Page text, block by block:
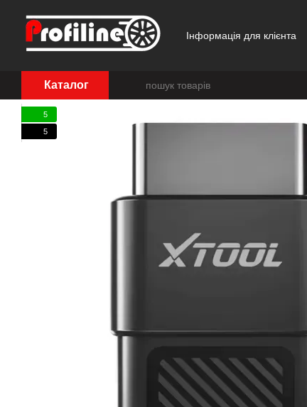
Інформація для клієнта
Каталог
5
5